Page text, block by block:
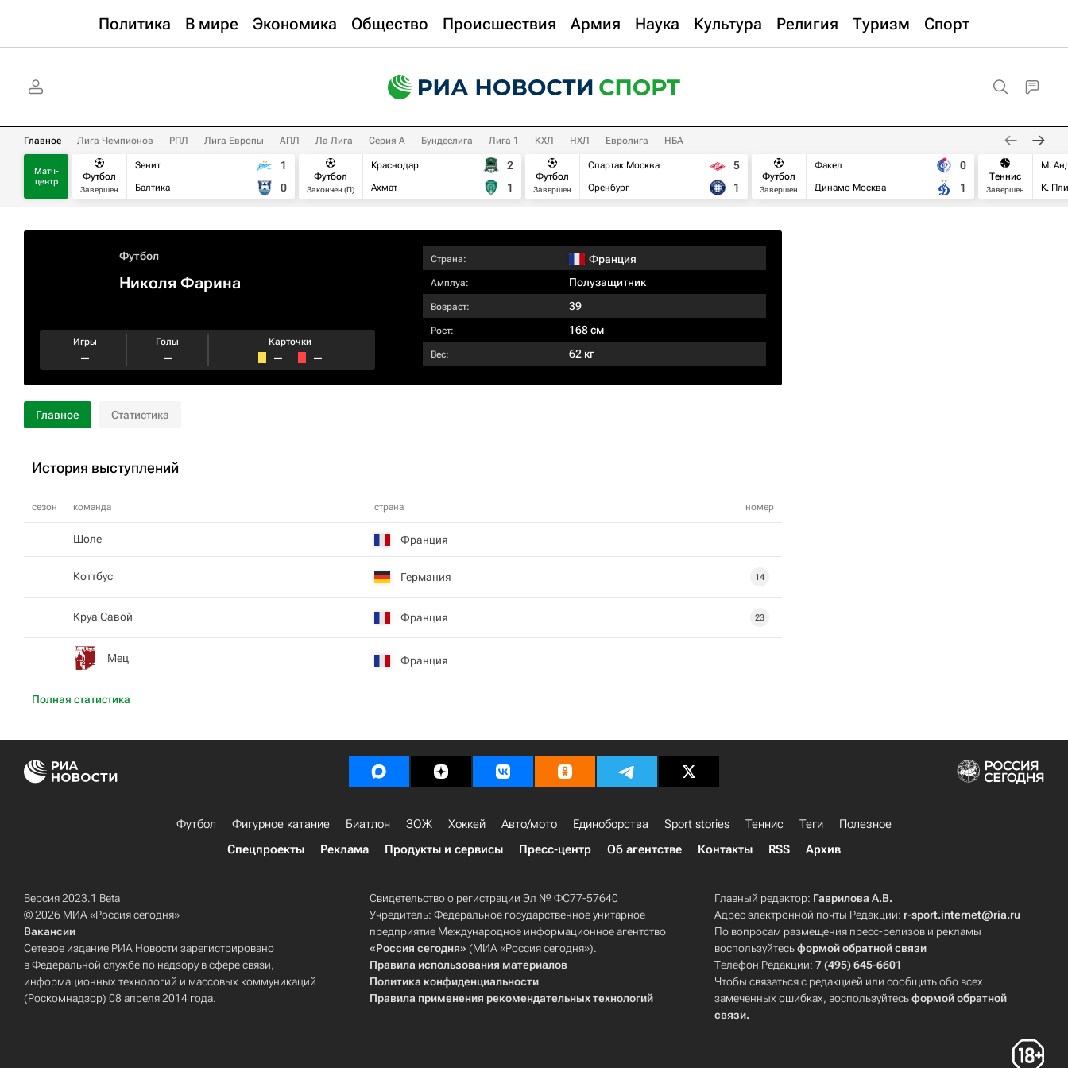
Политика В мире Экономика Общество Происшествия Армия Наука Культура Религия Туризм Спорт
Главное Лига Чемпионов РПЛ Лига Европы АПЛ Ла Лига Серия А Бундеслига Лига 1 КХЛ НХЛ Евролига НБА
Матч-
центр
Футбол
Завершен
Зенит
Балтика
1
0
Футбол
Закончен (П)
Краснодар
Ахмат
2
1
Футбол
Завершен
Спартак Москва
Оренбург
5
1
Футбол
Завершен
Факел
Динамо Москва
0
1
Теннис
Завершен
М.
К.
Футбол
Николя Фарина
Игры
–
Голы
–
Карточки
– –
Страна: Франция
Амплуа: Полузащитник
Возраст: 39
Рост: 168 см
Вес: 62 кг
Главное Статистика
История выступлений
сезон команда страна номер
Полная статистика
Шоле Франция
Коттбус Германия 14
Круа Савой Франция 23
Мец Франция
Футбол Фигурное катание Биатлон ЗОЖ Хоккей Авто/мото Единоборства Sport stories Теннис Теги
Полезное
Спецпроекты
Реклама Продукты и сервисы Пресс-центр Об агентстве Контакты RSS Архив
Версия 2023.1 Beta
© 2026 МИА «Россия сегодня»
Вакансии
Сетевое издание РИА Новости зарегистрировано
в Федеральной службе по надзору в сфере связи,
информационных технологий и массовых коммуникаций
(Роскомнадзор) 08 апреля 2014 года.
Свидетельство о регистрации Эл № ФС77-57640
Учредитель: Федеральное государственное унитарное
предприятие Международное информационное агентство
«Россия сегодня» (МИА «Россия сегодня»).
Правила использования материалов
Политика конфиденциальности
Правила применения рекомендательных технологий
Главный редактор: Гаврилова А.В.
Адрес электронной почты Редакции: r-sport.internet@ria.ru
По вопросам размещения пресс-релизов и рекламы
воспользуйтесьформой обратной связи
Телефон Редакции:7 (495) 645-6601
Чтобы связаться с редакцией или сообщить обо всех
замеченных ошибках, воспользуйтесьформой обратной
связи.